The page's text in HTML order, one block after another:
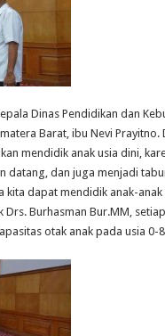
Dinas Pendidikan dan
Barat, ibu Nevi Prayitno.
mendidik anak usia dini,
datang, dan juga menjadi
kita dapat mendidik anak-
Burhasman Bur.MM,
otak anak pada usia 0-